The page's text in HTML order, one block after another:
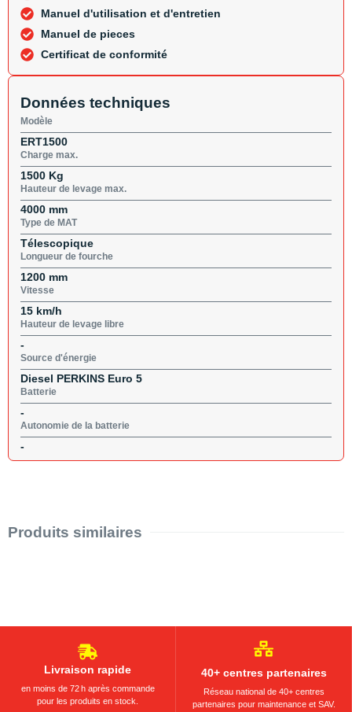
Manuel d'utilisation et d'entretien
Manuel de pieces
Certificat de conformité
Données techniques
Modèle
ERT1500
Charge max.
1500 Kg
Hauteur de levage max.
4000 mm
Type de MAT
Télescopique
Longueur de fourche
1200 mm
Vitesse
15 km/h
Hauteur de levage libre
-
Source d'énergie
Diesel PERKINS Euro 5
Batterie
-
Autonomie de la batterie
-
Produits similaires
Livraison rapide
en moins de 72 h après commande
pour les produits en stock.
40+ centres partenaires
Réseau national de 40+ centres
partenaires pour maintenance et SAV.